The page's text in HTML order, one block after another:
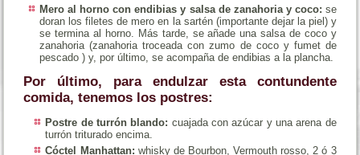
Mero al horno con endibias y salsa de zanahoria y coco: se
doran los filetes de mero en la sartén (importante dejar la piel) y
se termina al horno. Más tarde, se añade una salsa de coco y
zanahoria (zanahoria troceada con zumo de coco y fumet de
pescado ) y, por último, se acompaña de endibias a la plancha.
Por último, para endulzar esta contundente
comida, tenemos los postres:
Postre de turrón blando: cuajada con azúcar y una arena de
turrón triturado encima.
Cóctel Manhattan: whisky de Bourbon, Vermouth rosso, 2 ó 3